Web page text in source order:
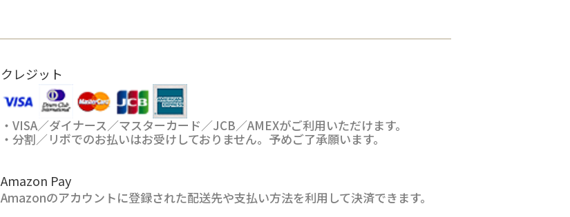
クレジット
・VISA／ダイナース／マスターカード／JCB／AMEXがご利用いただけます。
・分割／リボでのお払いはお受けしておりません。予めご了承願います。
Amazon Pay
Amazonのアカウントに登録された配送先や支払い方法を利用して決済できます。